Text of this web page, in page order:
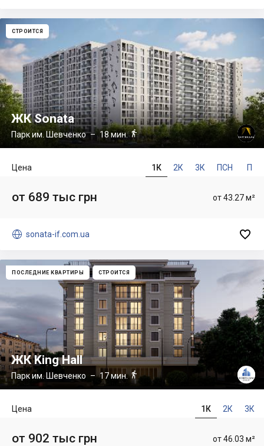
СТРОИТСЯ
ЖК Sonata
Парк им. Шевченко– 18 мин.
1К 2К 3К ПСН П
Цена
от 43.27 м²
от 689 тыс грн
 sonata-if.com.ua 
ПОСЛЕДНИЕ КВАРТИРЫ СТРОИТСЯ
ЖК King Hall
Парк им. Шевченко – 17 мин.
1К 2К 3К
Цена
от 46.03 м²
от 902 тыс грн